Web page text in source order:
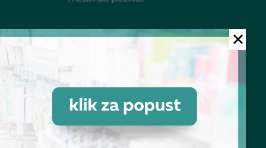
© Ljekarna Talan 2026